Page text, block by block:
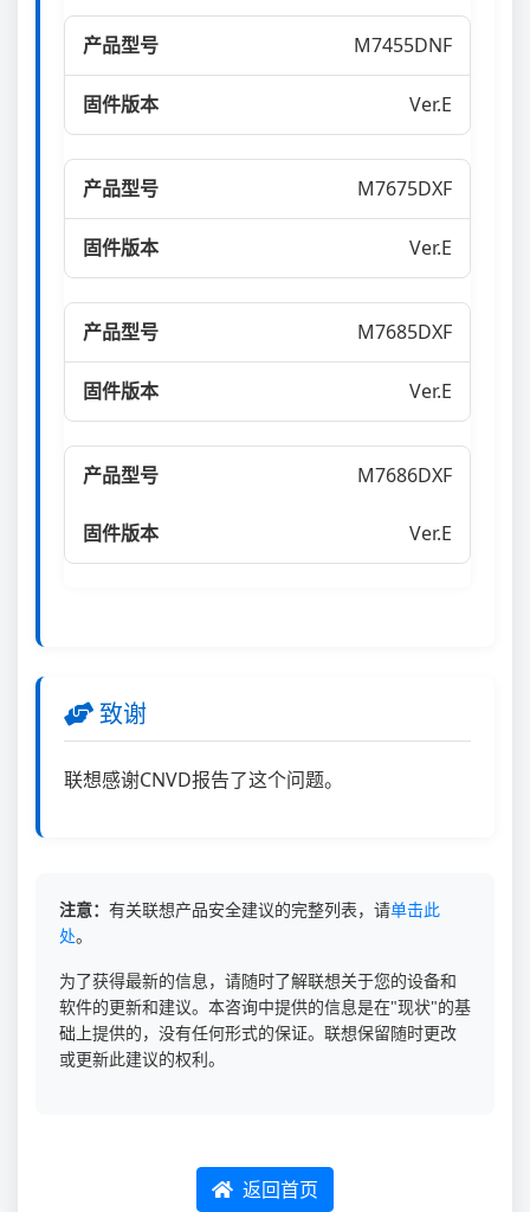
M7455DNF
Ver.E
M7675DXF
Ver.E
M7685DXF
Ver.E
M7686DXF
Ver.E
致谢
联想感谢CNVD报告了这个问题。
注意： 有关联想产品安全建议的完整列表，请单击此
处。
为了获得最新的信息，请随时了解联想关于您的设备和
软件的更新和建议。本咨询中提供的信息是在"现状"的基
础上提供的，没有任何形式的保证。联想保留随时更改
或更新此建议的权利。
返回首页